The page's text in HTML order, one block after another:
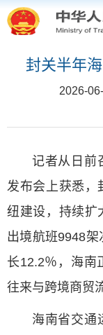
封关半年
2026-
记者从日前
发布会上获悉，
纽建设，持续扩
出境航班9948
长12.2％，海南
往来与跨境商贸
海南省交通